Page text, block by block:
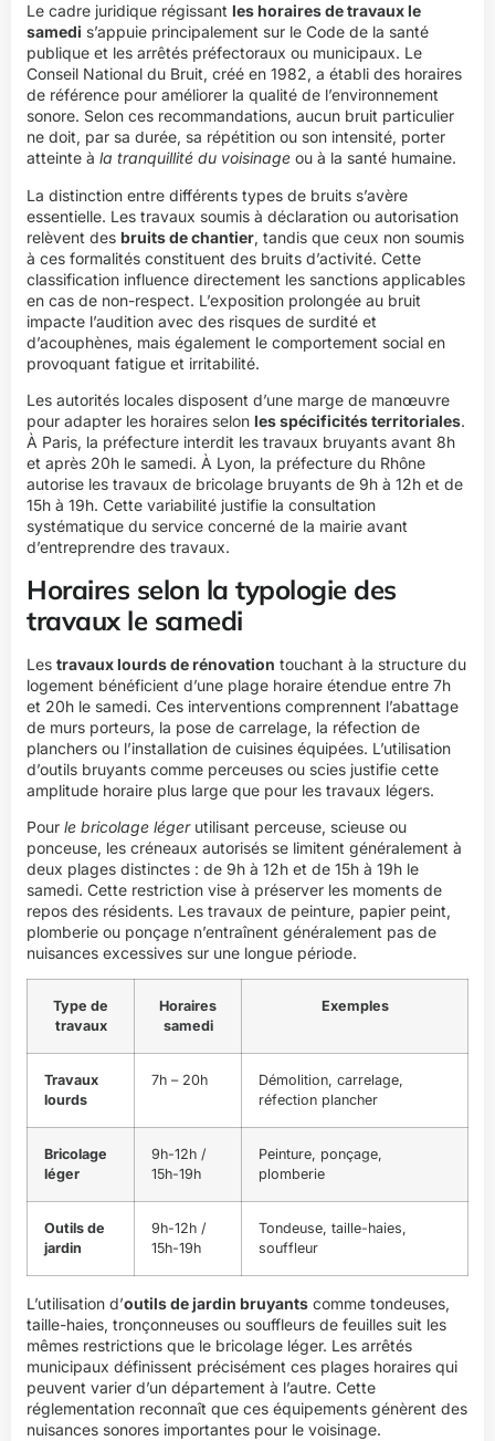
Le cadre juridique régissant les horaires de travaux le
samedi s’appuie principalement sur le Code de la santé
publique et les arrêtés préfectoraux ou municipaux. Le
Conseil National du Bruit, créé en 1982, a établi des horaires
de référence pour améliorer la qualité de l’environnement
sonore. Selon ces recommandations, aucun bruit particulier
ne doit, par sa durée, sa répétition ou son intensité, porter
atteinte à la tranquillité du voisinage ou à la santé humaine.
La distinction entre différents types de bruits s’avère
essentielle. Les travaux soumis à déclaration ou autorisation
relèvent des bruits de chantier, tandis que ceux non soumis
à ces formalités constituent des bruits d’activité. Cette
classification influence directement les sanctions applicables
en cas de non-respect. L’exposition prolongée au bruit
impacte l’audition avec des risques de surdité et
d’acouphènes, mais également le comportement social en
provoquant fatigue et irritabilité.
Les autorités locales disposent d’une marge de manœuvre
pour adapter les horaires selon les spécificités territoriales.
À Paris, la préfecture interdit les travaux bruyants avant 8h
et après 20h le samedi. À Lyon, la préfecture du Rhône
autorise les travaux de bricolage bruyants de 9h à 12h et de
15h à 19h. Cette variabilité justifie la consultation
systématique du service concerné de la mairie avant
d’entreprendre des travaux.
Horaires selon la typologie des
travaux le samedi
Les travaux lourds de rénovation touchant à la structure du
logement bénéficient d’une plage horaire étendue entre 7h
et 20h le samedi. Ces interventions comprennent l’abattage
de murs porteurs, la pose de carrelage, la réfection de
planchers ou l’installation de cuisines équipées. L’utilisation
d’outils bruyants comme perceuses ou scies justifie cette
amplitude horaire plus large que pour les travaux légers.
Pour le bricolage légerutilisant perceuse, scieuse ou
ponceuse, les créneaux autorisés se limitent généralement à
deux plages distinctes : de 9h à 12h et de 15h à 19h le
samedi. Cette restriction vise à préserver les moments de
repos des résidents. Les travaux de peinture, papier peint,
plomberie ou ponçage n’entraînent généralement pas de
nuisances excessives sur une longue période.
Type de
travaux
Horaires
samedi
Exemples
Travaux
lourds
7h – 20h
Démolition, carrelage,
réfection plancher
Bricolage
léger
9h-12h /
15h-19h
Peinture, ponçage,
plomberie
Outils de
jardin
9h-12h /
15h-19h
Tondeuse, taille-haies,
souffleur
L’utilisation d’outils de jardin bruyants comme tondeuses,
taille-haies, tronçonneuses ou souffleurs de feuilles suit les
mêmes restrictions que le bricolage léger. Les arrêtés
municipaux définissent précisément ces plages horaires qui
peuvent varier d’un département à l’autre. Cette
réglementation reconnaît que ces équipements génèrent des
nuisances sonores importantes pour le voisinage.